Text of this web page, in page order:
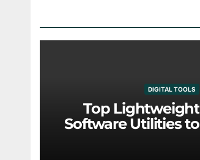
DIGITAL TOOLS
Top Lightweight
Software Utilities to